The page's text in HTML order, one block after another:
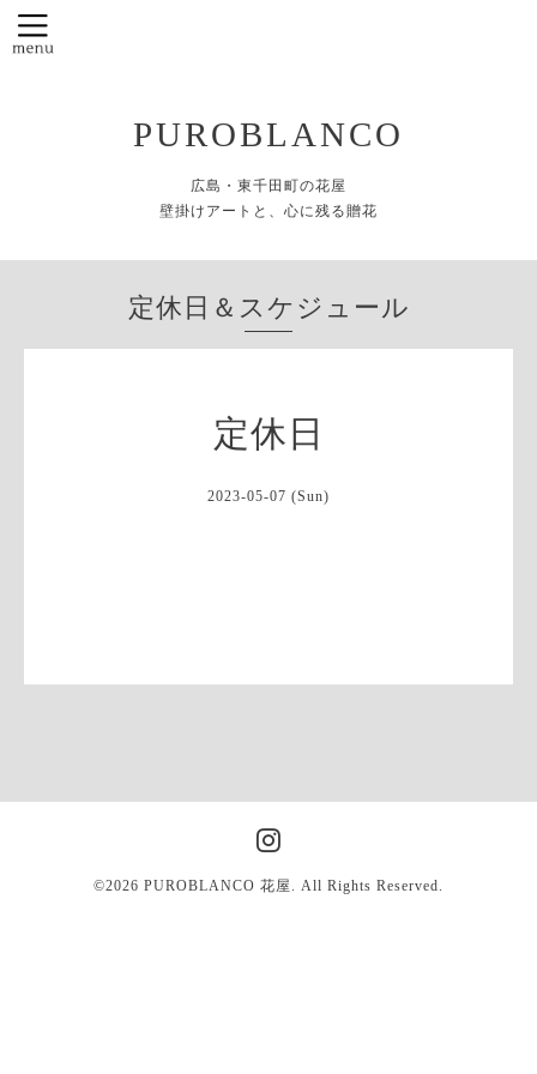
PUROBLANCO
広島・東千田町の花屋
壁掛けアートと、心に残る贈花
定休日＆スケジュール
定休日
2023-05-07 (Sun)
©2026 PUROBLANCO 花屋 . All Rights Reserved.